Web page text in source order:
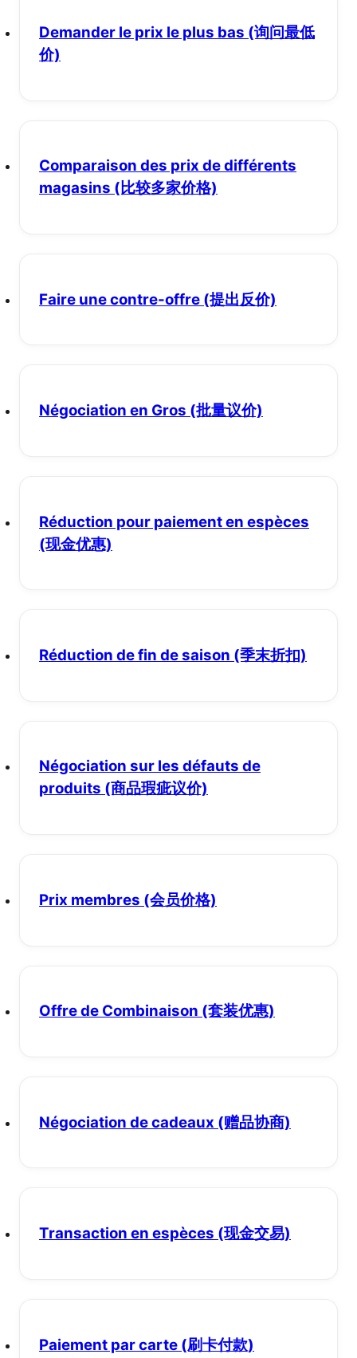
Demander le prix le plus bas (询问最低
价)
Comparaison des prix de différents
magasins (比较多家价格)
Faire une contre-offre (提出反价)
Négociation en Gros (批量议价)
Réduction pour paiement en espèces
(现金优惠)
Réduction de fin de saison (季末折扣)
Négociation sur les défauts de
produits (商品瑕疵议价)
Prix membres (会员价格)
Offre de Combinaison (套装优惠)
Négociation de cadeaux (赠品协商)
Transaction en espèces (现金交易)
Paiement par carte (刷卡付款)